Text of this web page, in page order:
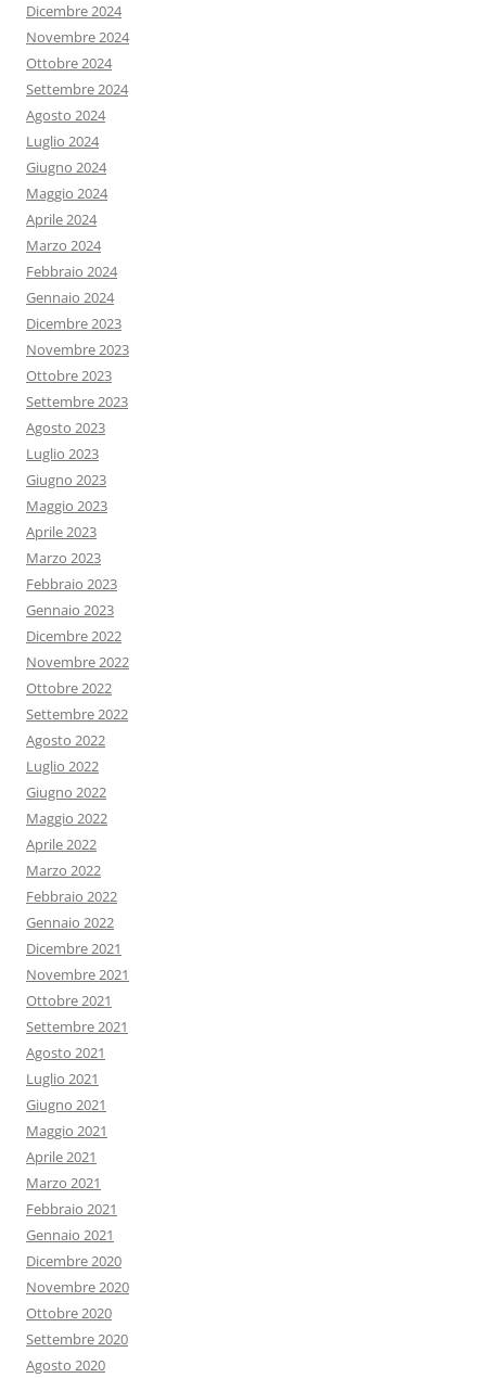
Dicembre 2024
Novembre 2024
Ottobre 2024
Settembre 2024
Agosto 2024
Luglio 2024
Giugno 2024
Maggio 2024
Aprile 2024
Marzo 2024
Febbraio 2024
Gennaio 2024
Dicembre 2023
Novembre 2023
Ottobre 2023
Settembre 2023
Agosto 2023
Luglio 2023
Giugno 2023
Maggio 2023
Aprile 2023
Marzo 2023
Febbraio 2023
Gennaio 2023
Dicembre 2022
Novembre 2022
Ottobre 2022
Settembre 2022
Agosto 2022
Luglio 2022
Giugno 2022
Maggio 2022
Aprile 2022
Marzo 2022
Febbraio 2022
Gennaio 2022
Dicembre 2021
Novembre 2021
Ottobre 2021
Settembre 2021
Agosto 2021
Luglio 2021
Giugno 2021
Maggio 2021
Aprile 2021
Marzo 2021
Febbraio 2021
Gennaio 2021
Dicembre 2020
Novembre 2020
Ottobre 2020
Settembre 2020
Agosto 2020